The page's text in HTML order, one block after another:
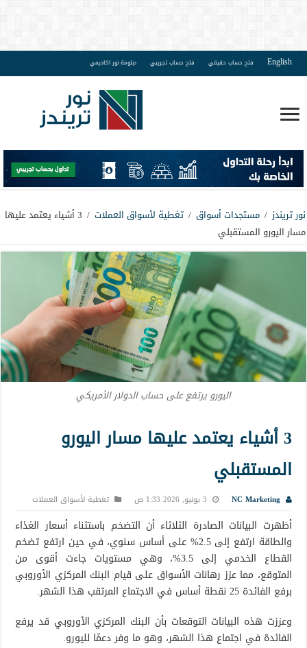
English فتح حساب حقيقي فتح حساب تجريبي دبلومة نور اكاديمي
نور تريندز / مستجدات أسواق / تغطية لأسواق العملات /
3 أشياء يعتمد عليها
مسار اليورو المستقبلي
اليورو يرتفع على حساب الدولار الأمريكي
3 أشياء يعتمد عليها مسار اليورو
المستقبلي
NC Marketing 3 يونيو, 2026 1:33 ص تغطية لأسواق العملات
أظهرت البيانات الصادرة الثلاثاء أن التضخم باستثناء أسعار الغذاء
والطاقة ارتفع إلى 2.5% على أساس سنوي، في حين ارتفع تضخم
القطاع الخدمي إلى 3.5%، وهي مستويات جاءت أقوى من
المتوقع، مما عزز رهانات الأسواق على قيام البنك المركزي الأوروبي
برفع الفائدة 25 نقطة أساس في الاجتماع المرتقب هذا الشهر.
وعززت هذه البيانات التوقعات بأن البنك المركزي الأوروبي قد يرفع
الفائدة في اجتماع هذا الشهر، وهو ما وفر دعمًا لليورو.